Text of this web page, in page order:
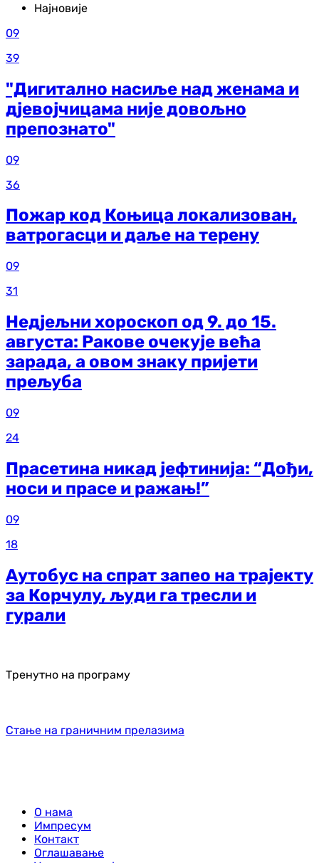
Најновије
09
39
"Дигитално насиље над женама и
дјевојчицама није довољно
препознато"
09
36
Пожар код Коњица локализован,
ватрогасци и даље на терену
09
31
Недјељни хороскоп од 9. до 15.
августа: Ракове очекује већа
зарада, а овом знаку пријети
прељуба
09
24
Прасетина никад јефтинија: “Дођи,
носи и прасе и ражањ!”
09
18
Аутобус на спрат запео на трајекту
за Корчулу, људи га тресли и
гурали
Тренутно на програму
Стање на граничним прелазима
О нама
Импресум
Контакт
Оглашавање